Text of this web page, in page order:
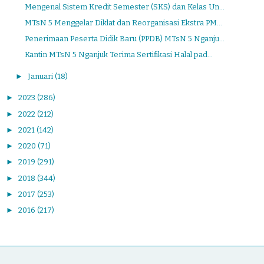
Mengenal Sistem Kredit Semester (SKS) dan Kelas Un...
MTsN 5 Menggelar Diklat dan Reorganisasi Ekstra PM...
Penerimaan Peserta Didik Baru (PPDB) MTsN 5 Nganju...
Kantin MTsN 5 Nganjuk Terima Sertifikasi Halal pad...
► Januari (18)
► 2023 (286)
► 2022 (212)
► 2021 (142)
► 2020 (71)
► 2019 (291)
► 2018 (344)
► 2017 (253)
► 2016 (217)